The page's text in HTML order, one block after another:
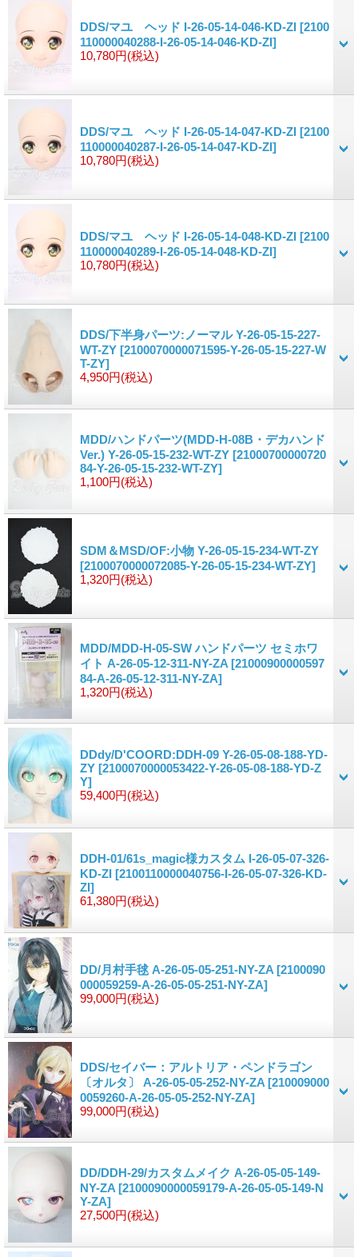
DDS/マユ ヘッド I-26-05-14-046-KD-ZI [2100
110000040288-I-26-05-14-046-KD-ZI]
10,780円(税込)
DDS/マユ ヘッド I-26-05-14-047-KD-ZI [2100
110000040287-I-26-05-14-047-KD-ZI]
10,780円(税込)
DDS/マユ ヘッド I-26-05-14-048-KD-ZI [2100
110000040289-I-26-05-14-048-KD-ZI]
10,780円(税込)
DDS/下半身パーツ:ノーマル Y-26-05-15-227-
WT-ZY [2100070000071595-Y-26-05-15-227-W
T-ZY]
4,950円(税込)
MDD/ハンドパーツ(MDD-H-08B・デカハンド
Ver.) Y-26-05-15-232-WT-ZY [21000700000720
84-Y-26-05-15-232-WT-ZY]
1,100円(税込)
SDM＆MSD/OF:小物 Y-26-05-15-234-WT-ZY
[2100070000072085-Y-26-05-15-234-WT-ZY]
1,320円(税込)
MDD/MDD-H-05-SW ハンドパーツ セミホワ
イト A-26-05-12-311-NY-ZA [21000900000597
84-A-26-05-12-311-NY-ZA]
1,320円(税込)
DDdy/D'COORD:DDH-09 Y-26-05-08-188-YD-
ZY [2100070000053422-Y-26-05-08-188-YD-Z
Y]
59,400円(税込)
DDH-01/61s_magic様カスタム I-26-05-07-326-
KD-ZI [2100110000040756-I-26-05-07-326-KD-
ZI]
61,380円(税込)
DD/月村手毬 A-26-05-05-251-NY-ZA [2100090
000059259-A-26-05-05-251-NY-ZA]
99,000円(税込)
DDS/セイバー：アルトリア・ペンドラゴン
〔オルタ〕 A-26-05-05-252-NY-ZA [210009000
0059260-A-26-05-05-252-NY-ZA]
99,000円(税込)
DD/DDH-29/カスタムメイク A-26-05-05-149-
NY-ZA [2100090000059179-A-26-05-05-149-N
Y-ZA]
27,500円(税込)